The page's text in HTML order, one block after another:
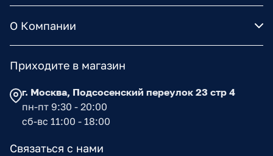
О Компании
Приходите в магазин
г. Москва, Подсосенский переулок 23 стр 4
пн-пт 9:30 - 20:00
сб-вс 11:00 - 18:00
Связаться с нами